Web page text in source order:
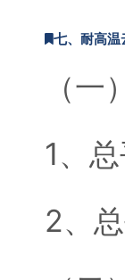
七、耐高温
（
1、
2、